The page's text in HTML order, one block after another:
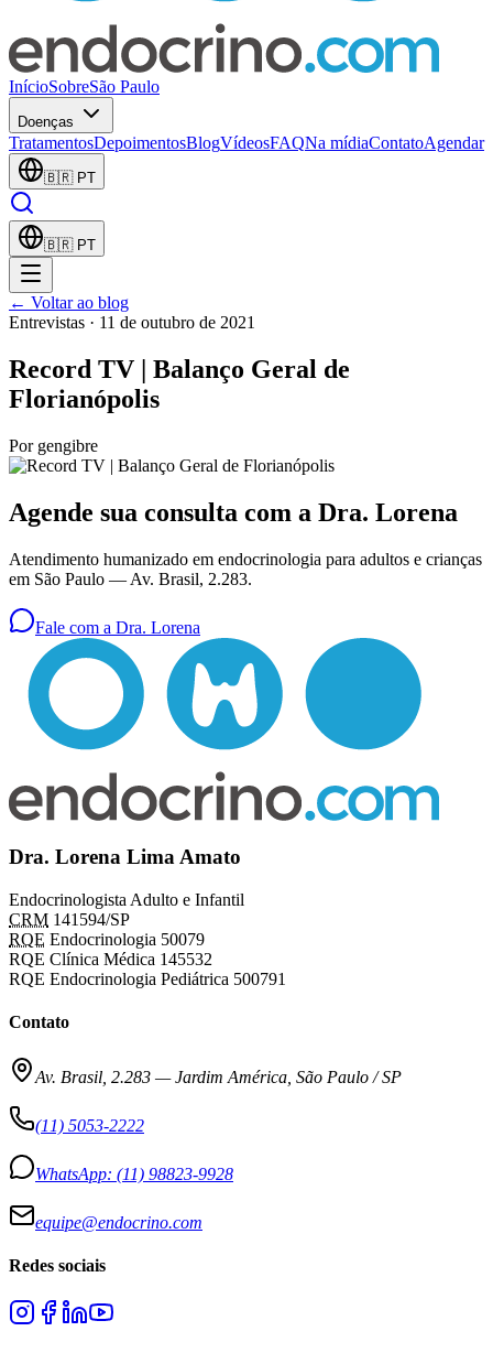
InícioSobreSão Paulo
Doenças
TratamentosDepoimentosBlogVídeosFAQNa mídiaContatoAgendar
🇧🇷 PT
🇧🇷 PT
← Voltar ao blog
Entrevistas · 11 de outubro de 2021
Record TV | Balanço Geral de
Florianópolis
Por gengibre
Agende sua consulta com a Dra. Lorena
Atendimento humanizado em endocrinologia para adultos e crianças
em São Paulo — Av. Brasil, 2.283.
Fale com a Dra. Lorena
Dra. Lorena Lima Amato
Endocrinologista Adulto e Infantil
CRM 141594/SP
RQE Endocrinologia 50079
RQE Clínica Médica 145532
RQE Endocrinologia Pediátrica 500791
Contato
Av. Brasil, 2.283 —Jardim América, São Paulo / SP
(11) 5053-2222
WhatsApp: (11) 98823-9928
equipe@endocrino.com
Redes sociais